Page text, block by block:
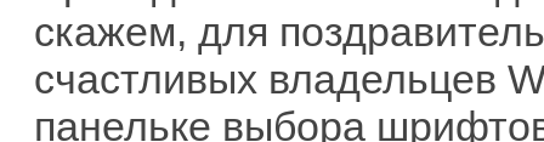
скажем, для
счастливых владельцев
панельке выбора